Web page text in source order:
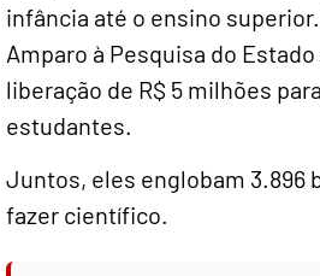
infância até o ensino
Amparo à Pesquisa do
liberação de R$ 5 milhões
estudantes.
Juntos, eles englobam 3.896
fazer científico.